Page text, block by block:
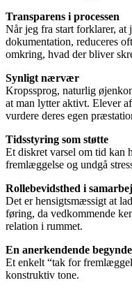
Transparens i processen
Når jeg fra start forklarer, at
dokumentation, reduceres
omkring, hvad der bliver
Synligt nærvær
Kropssprog, naturlig
at man lytter aktivt. Elever
vurdere deres egen
Tidsstyring som støtte
Et diskret varsel om tid kan
fremlæggelse og undgå
Rollebevidsthed i
Det er hensigtsmæssigt at
føring, da vedkommende
relation i rummet.
En anerkendende
Et enkelt “tak for
konstruktiv tone.